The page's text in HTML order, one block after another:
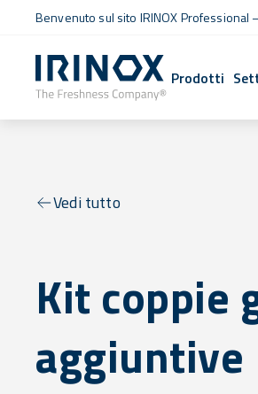
Benvenuto sul sito IRINOX Professional
Prodotti
Vedi tutto
Kit coppie
aggiuntive